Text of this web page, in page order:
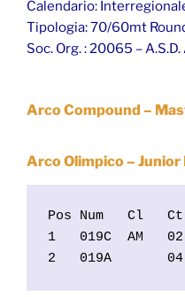
Calendario:
Tipologia: 70/60mt
Soc. Org. : 20065 –
Arco Compound –
Arco Olimpico – Junior
Pos Num   Cl
1   019C  AM
2   019A       04